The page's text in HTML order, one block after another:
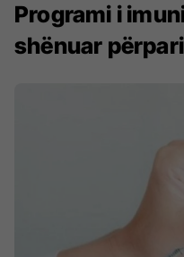
Programi i
shënuar